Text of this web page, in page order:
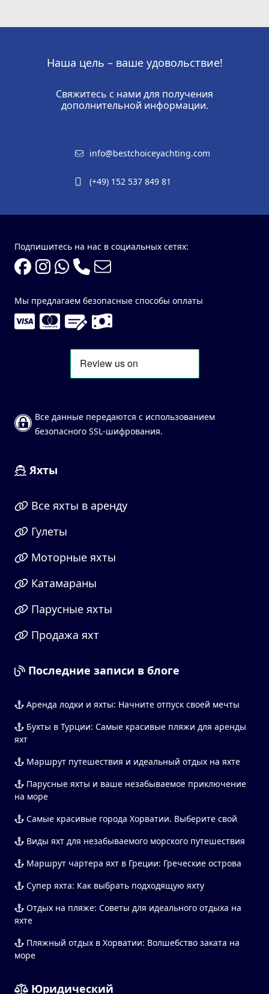
Наша цель – ваше удовольствие!
Свяжитесь с нами для получения
дополнительной информации.
info@bestchoiceyachting.com
(+49) 152 537 849 81
Подпишитесь на нас в социальных сетях:
Мы предлагаем безопасные способы оплаты
Все данные передаются с использованием
безопасного SSL-шифрования.
Яхты
Все яхты в аренду
Гулеты
Моторные яхты
Катамараны
Парусные яхты
Продажа яхт
Последние записи в блоге
Аренда лодки и яхты: Начните отпуск своей мечты
Бухты в Турции: Самые красивые пляжи для аренды
яхт
Маршрут путешествия и идеальный отдых на яхте
Парусные яхты и ваше незабываемое приключение
на море
Самые красивые города Хорватии. Выберите свой
Виды яхт для незабываемого морского путешествия
Маршрут чартера яхт в Греции: Греческие острова
Супер яхта: Как выбрать подходящую яхту
Отдых на пляже: Советы для идеального отдыха на
яхте
Пляжный отдых в Хорватии: Волшебство заката на
море
Юридический